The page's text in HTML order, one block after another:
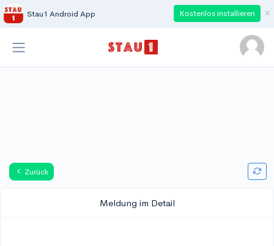
Stau1 Android App Kostenlos installieren ×
Zurück
Meldung im Detail